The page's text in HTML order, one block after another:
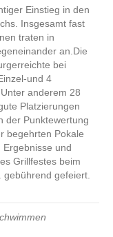
Einstieg in den
Insgesamt fast
traten in
an.Die
bei
und 4
anderem 28
Platzierungen
der Punktewertung
begehrten Pokale
und
Grillfestes beim
gefeiert.